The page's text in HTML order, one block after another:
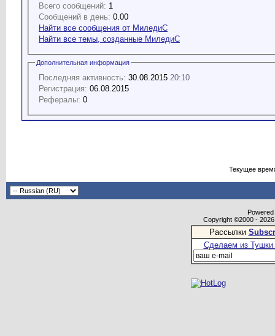
Всего сообщений: 1
Сообщений в день: 0.00
Найти все сообщения от МиледиС
Найти все темы, созданные МиледиС
Дополнительная информация
Последняя активность: 30.08.2015 20:10
Регистрация: 06.08.2015
Рефералы: 0
Текущее
Copyright ©2000 -
Рассылки
Сделаем из Тушки